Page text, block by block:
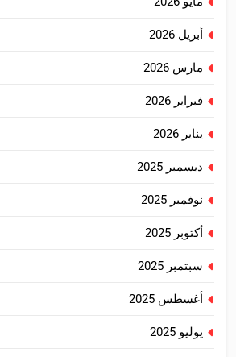
أبريل 2026
مارس 2026
فبراير 2026
يناير 2026
ديسمبر 2025
نوفمبر 2025
أكتوبر 2025
سبتمبر 2025
أغسطس 2025
يوليو 2025